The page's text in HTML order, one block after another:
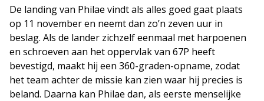
De landing van Philae vindt als alles goed gaat plaats
op 11 november en neemt dan zo’n zeven uur in
beslag. Als de lander zichzelf eenmaal met harpoenen
en schroeven aan het oppervlak van 67P heeft
bevestigd, maakt hij een 360-graden-opname, zodat
het team achter de missie kan zien waar hij precies is
beland. Daarna kan Philae dan, als eerste menselijke